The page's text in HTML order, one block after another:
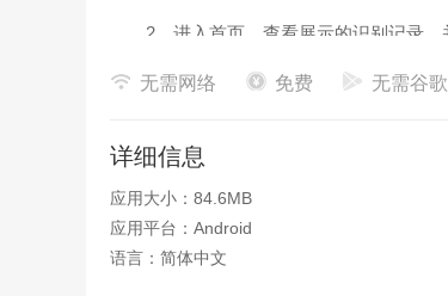
2、进入首页，查看展示的识别记录，
3、进入工具页面，查看提供的照片换
5、在我的页面，即可查看关于我们、
无需网络 免费 无需谷
详细信息
应用大小：84.6MB
应用平台：Android
语言：简体中文